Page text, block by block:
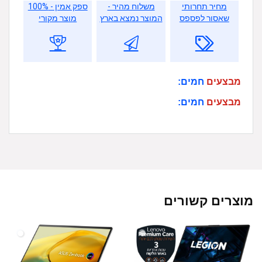
מחיר תחרותי
שאסור לפספס
משלוח מהיר -
המוצר נמצא בארץ
ספק אמין - 100%
מוצר מקורי
מבצעים חמים:
מבצעים חמים:
מוצרים קשורים